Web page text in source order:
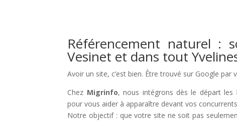
Référencement naturel :
Vesinet et dans tout
Avoir un site, c’est bien. Être trouvé sur Google par
Chez Migrinfo, nous intégrons dès le départ les
pour vous aider à apparaître devant vos
Notre objectif : que votre site ne soit pas